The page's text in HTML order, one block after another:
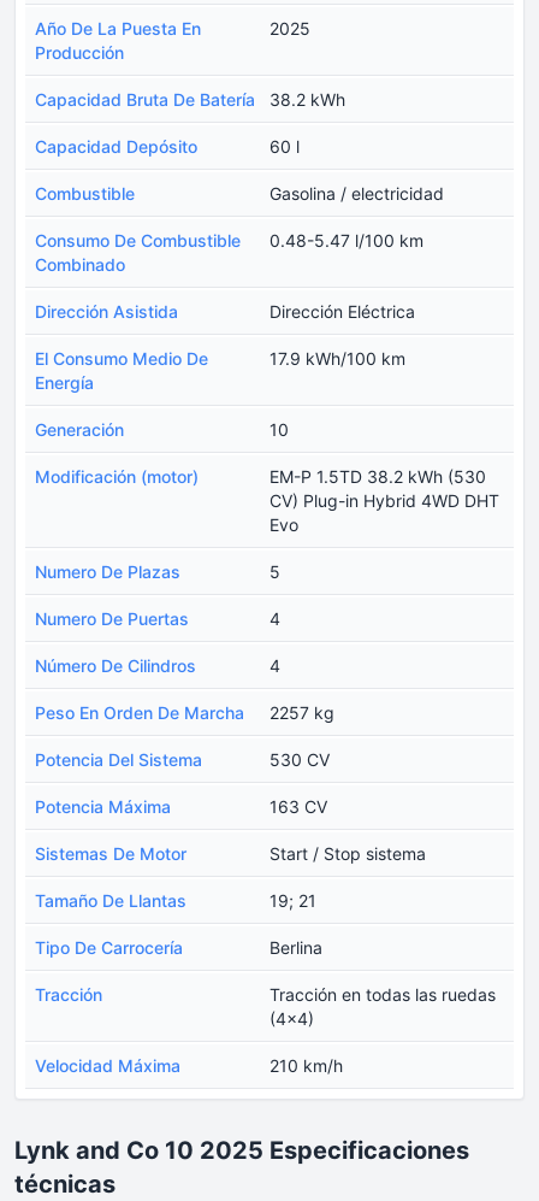
Año De La Puesta En
Producción
2025
Capacidad Bruta De Batería 38.2 kWh
Capacidad Depósito 60 l
Combustible Gasolina / electricidad
Consumo De Combustible
Combinado
0.48-5.47 l/100 km
Dirección Asistida Dirección Eléctrica
El Consumo Medio De
Energía
17.9 kWh/100 km
Generación 10
Modificación (motor)
EM-P 1.5TD 38.2 kWh (530
CV) Plug-in Hybrid 4WD DHT
Evo
Numero De Plazas 5
Numero De Puertas 4
Número De Cilindros 4
Peso En Orden De Marcha 2257 kg
Potencia Del Sistema 530 CV
Potencia Máxima 163 CV
Sistemas De Motor Start / Stop sistema
Tamaño De Llantas 19; 21
Tipo De Carrocería Berlina
Tracción
Tracción en todas las ruedas
(4x4)
Velocidad Máxima 210 km/h
Lynk and Co 10 2025 Especificaciones
técnicas